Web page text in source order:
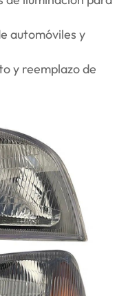
automóviles y
y reemplazo de